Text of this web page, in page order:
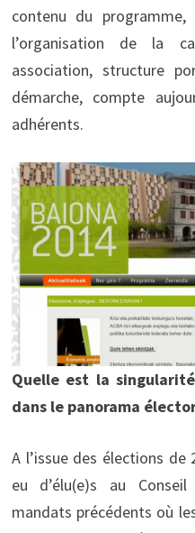
contenu du
l’organisation de la
association, structure
démarche, compte
adhérents.
Quelle est la
dans le panorama
A l’issue des élections de
eu d’élu(e)s au
mandats précédents où